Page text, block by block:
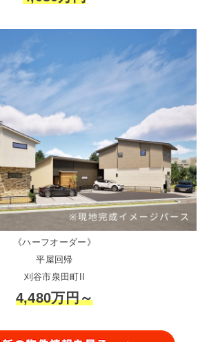
《ハーフオーダー》
平屋回帰
刈谷市泉田町II
4,480万円～